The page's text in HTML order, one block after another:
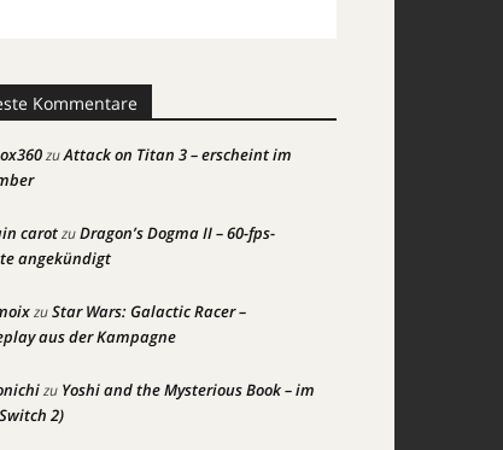
Kommentare
zuAttack on Titan 3 – erscheint im
carotzuDragon’s Dogma II – 60-fps-
angekündigt
zuStar Wars: Galactic Racer –
aus der Kampagne
zu Yoshi and the Mysterious Book – im
2)